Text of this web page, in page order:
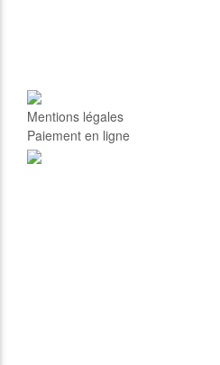
Mentions légales
Paiement en ligne